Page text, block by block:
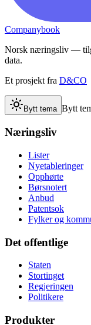
Companybook
Norsk næringsliv —
data.
Et prosjekt fra D&CO
Bytt tema Bytt
Næringsliv
Lister
Nyetableringer
Opphørte
Børsnotert
Anbud
Patentsok
Fylker og
Det offentlige
Staten
Stortinget
Regjeringen
Politikere
Produkter